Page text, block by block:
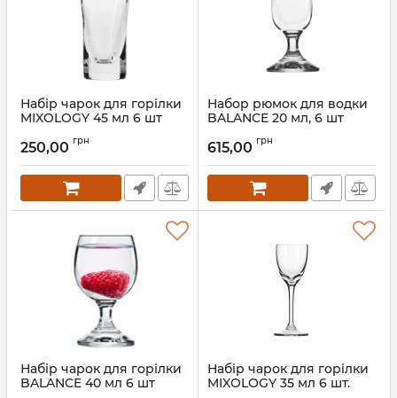
Набір чарок для горілки
MIXOLOGY 45 мл 6 шт
Артикул: 790077
250,00 грн
Набор рюмок для водки
BALANCE 20 мл, 6 шт
Артикул: 785981
615,00 грн
Набір чарок для горілки
BALANCE 40 мл 6 шт
Набір чарок для горілки
MIXOLOGY 35 мл 6 шт.